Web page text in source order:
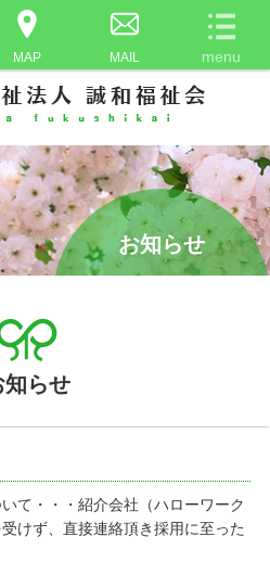
MAP MAIL
お知らせ
知らせ
て・・・紹介会社（ハローワーク
けず、直接連絡頂き採用に至った